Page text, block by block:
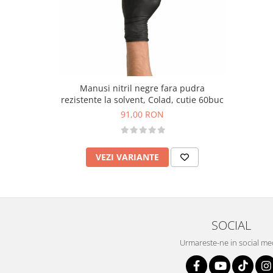
Manusi nitril negre fara pudra
rezistente la solvent, Colad, cutie 60buc
91,00 RON
VEZI VARIANTE
SOCIAL
Urmareste-ne in social